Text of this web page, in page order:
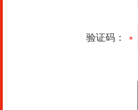
验证码：